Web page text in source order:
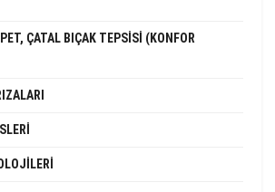
ÇATAL BIÇAK TEPSISI (KONFOR